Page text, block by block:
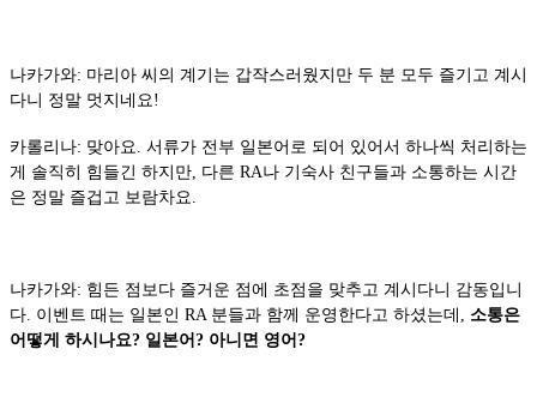
나카가와: 마리아 씨의 계기는 갑작스러웠지만 두 분 모두 즐기고 계시
다니 정말 멋지네요!
카롤리나: 맞아요. 서류가 전부 일본어로 되어 있어서 하나씩 처리하는
게 솔직히 힘들긴 하지만, 다른 RA나 기숙사 친구들과 소통하는 시간
은 정말 즐겁고 보람차요.
나카가와: 힘든 점보다 즐거운 점에 초점을 맞추고 계시다니 감동입니
다. 이벤트 때는 일본인 RA 분들과 함께 운영한다고 하셨는데, 소통은
어떻게 하시나요? 일본어? 아니면 영어?